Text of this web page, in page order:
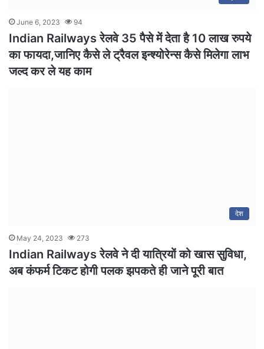
June 6, 2023 94
Indian Railways रेलवे 35 पैसे में देता है 10 लाख रुपये
का फायदा,जानिए कैसे ले ट्रैवल इन्श्योरेन्स कैसे मिलेगा लाभ
जल्द कर ले यह काम
देश
May 24, 2023 273
Indian Railways रेलवे ने दी यात्रियों को खास सुविधा,
अब कंफर्म टिकट होगी पलक झपकते ही जाने पूरी बात